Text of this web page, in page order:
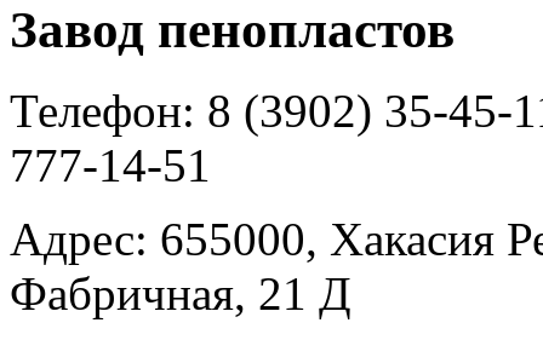
Завод пенопластов
Телефон: 8 (3902) 35-45-
777-14-51
Адрес: 655000, Хакасия
Фабричная, 21 Д